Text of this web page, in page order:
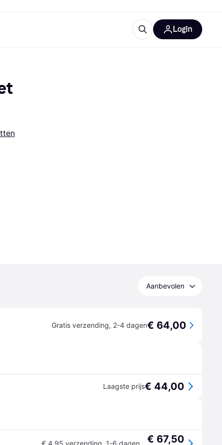
Login
Aanbevolen
Gratis verzending, 2-4 dagen€ 64,00
Laagste prijs€ 44,00
€ 4,95 verzending, 1-6 dagen € 67,50